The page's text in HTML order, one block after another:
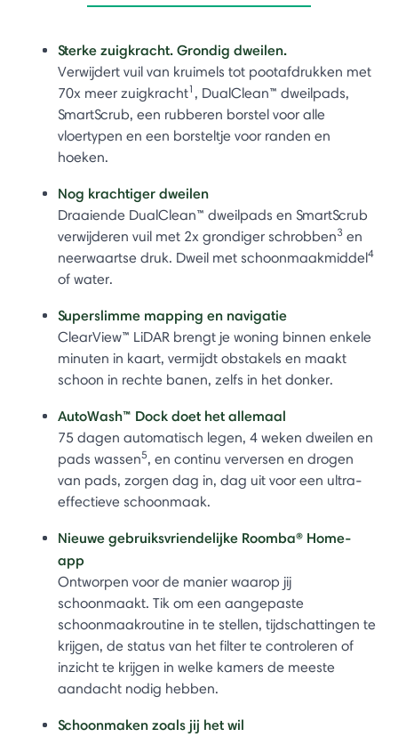
Sterke zuigkracht. Grondig dweilen.
Verwijdert vuil van kruimels tot pootafdrukken met
70x meer zuigkracht1 , DualClean™ dweilpads,
SmartScrub, een rubberen borstel voor alle
vloertypen en een borsteltje voor randen en
hoeken.
Nog krachtiger dweilen
Draaiende DualClean™ dweilpads en SmartScrub
verwijderen vuil met 2x grondiger schrobben3 en
neerwaartse druk. Dweil met schoonmaakmiddel4
of water.
Superslimme mapping en navigatie
ClearView™ LiDAR brengt je woning binnen enkele
minuten in kaart, vermijdt obstakels en maakt
schoon in rechte banen, zelfs in het donker.
AutoWash™ Dock doet het allemaal
75 dagen automatisch legen, 4 weken dweilen en
pads wassen5, en continu verversen en drogen
van pads, zorgen dag in, dag uit voor een ultra-
effectieve schoonmaak.
Nieuwe gebruiksvriendelijke Roomba® Home-
app
Ontworpen voor de manier waarop jij
schoonmaakt. Tik om een aangepaste
schoonmaakroutine in te stellen, tijdschattingen te
krijgen, de status van het filter te controleren of
inzicht te krijgen in welke kamers de meeste
aandacht nodig hebben.
Schoonmaken zoals jij het wil